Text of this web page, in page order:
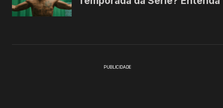
PUBLICIDADE